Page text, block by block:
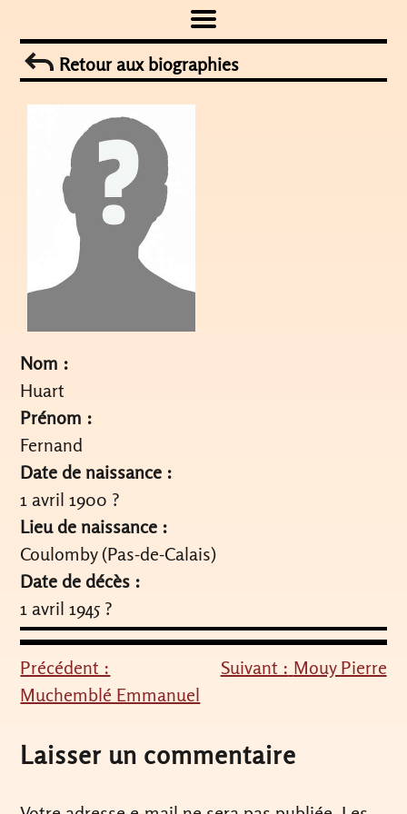
to
contentRetour aux biographies
Nom :
Huart
Prénom :
Fernand
Date de naissance :
1 avril 1900 ?
Lieu de naissance :
Coulomby (Pas-de-Calais)
Date de décès :
1 avril 1945 ?
Navigation
de
l’article
Précédent :
Muchemblé Emmanuel
Suivant : Mouy Pierre
Laisser un commentaire